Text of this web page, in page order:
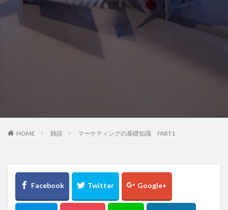
HOME 雑談 マーケティングの基礎知識 PART1